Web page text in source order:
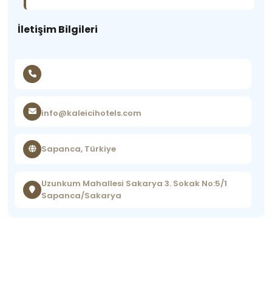
İletişim Bilgileri
info@kaleicihotels.com
Sapanca, Türkiye
Uzunkum Mahallesi Sakarya 3. Sokak No:5/1
Sapanca/Sakarya